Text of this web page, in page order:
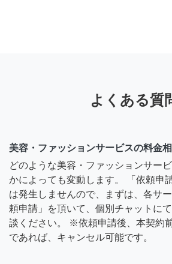
よくある質
美容・ファッションサービスの料金
どのような美容・ファッションサー
かによっても変動します。 「依頼申
は発生しませんので、まずは、各サ
頼申請」を頂いて、個別チャットに
談ください。 ※依頼申請後、本契約
であれば、キャンセル可能です。